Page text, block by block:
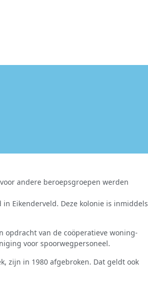
andere beroepsgroepen werden
Eikenderveld. Deze kolonie is inmiddels
opdracht van de coöperatieve woning­
voor spoorwegpersoneel.
zijn in 1980 afgebroken. Dat geldt ook